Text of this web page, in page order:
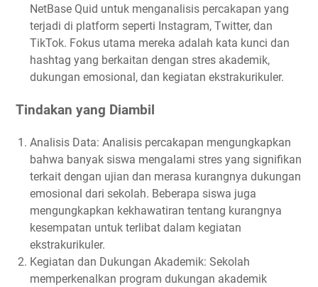
NetBase Quid untuk menganalisis percakapan yang
terjadi di platform seperti Instagram, Twitter, dan
TikTok. Fokus utama mereka adalah kata kunci dan
hashtag yang berkaitan dengan stres akademik,
dukungan emosional, dan kegiatan ekstrakurikuler.
Tindakan yang Diambil
Analisis Data: Analisis percakapan mengungkapkan
bahwa banyak siswa mengalami stres yang signifikan
terkait dengan ujian dan merasa kurangnya dukungan
emosional dari sekolah. Beberapa siswa juga
mengungkapkan kekhawatiran tentang kurangnya
kesempatan untuk terlibat dalam kegiatan
ekstrakurikuler.
Kegiatan dan Dukungan Akademik: Sekolah
memperkenalkan program dukungan akademik